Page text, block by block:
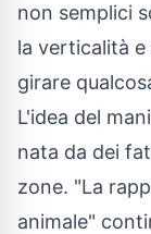
non semplici
la verticalità
girare
L'idea del
nata da dei
zone. "La
animale"